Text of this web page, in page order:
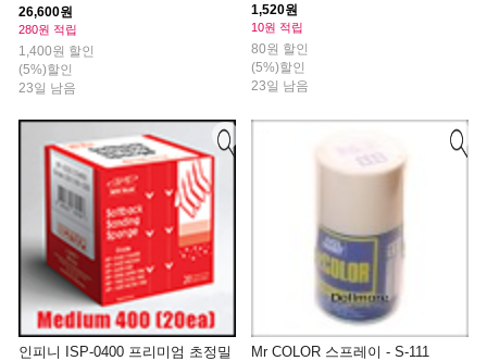
26,600원
280원 적립
1,400원 할인
(5%)할인
23일 남음
1,520원
10원 적립
80원 할인
(5%)할인
23일 남음
인피니 ISP-0400 프리미엄 초정밀
Mr COLOR 스프레이 - S-111